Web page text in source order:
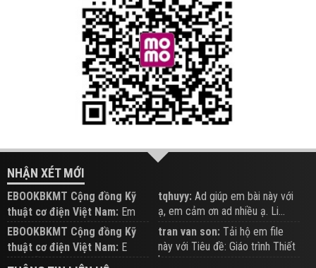
NHẬN XÉT MỚI
EBOOKBKMT Cộng đồng Kỹ
thuật cơ điện Việt Nam: Em
đăng trên Group hỗ trợ nhé
tqhuyy: Ad giúp em bài này với
ạ, em cảm ơn ad nhiều ạ. Li...
EBOOKBKMT Cộng đồng Kỹ
thuật cơ điện Việt Nam: E
xem hỗ trợ trên Group
tran van son: Tải hộ em file
này với Tiêu đề: Giáo trình Thiết
b...